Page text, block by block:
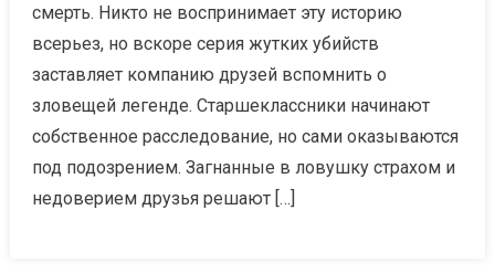
смерть. Никто не воспринимает эту историю
всерьез, но вскоре серия жутких убийств
заставляет компанию друзей вспомнить о
зловещей легенде. Старшеклассники начинают
собственное расследование, но сами оказываются
под подозрением. Загнанные в ловушку страхом и
недоверием друзья решают […]